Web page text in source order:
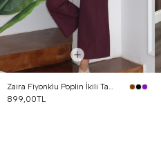
Zaira Fiyonklu Poplin İkili Takım Mürdüm
899,00TL